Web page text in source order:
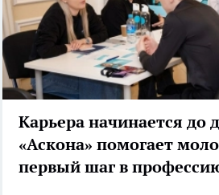
Карьера начинается до
«Аскона» помогает
первый шаг в